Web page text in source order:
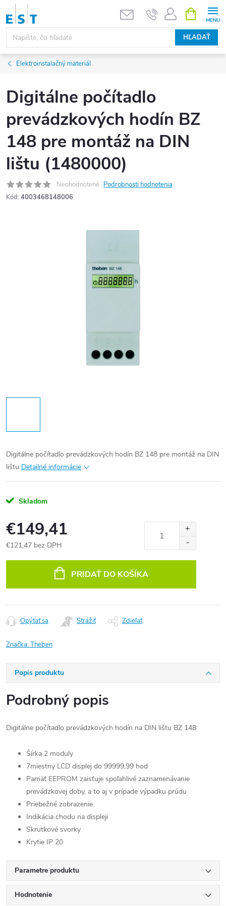
Prejsť
obsah
HĽADAŤ
KOŠÍK
Elektroinstalačný materiál
Digitálne počítadlo
prevádzkových hodín BZ
148 pre montáž na DIN
lištu (1480000)
Neohodnotené Podrobnosti hodnotenia
Kód: 4003468148006
Digitálne počítadlo prevádzkových hodín BZ 148 pre montáž na DIN
lištu Detailné informácie
Skladom
€149,41
€121,47 bez DPH
PRIDAŤ DO KOŠÍKA
Opýtať sa Strážiť Zdieľať
Značka:Theben
Popis produktu
Podrobný popis
Digitálne počítadlo prevádzkových hodín na DIN lištu BZ 148:
Šírka 2 moduly
7miestny LCD displej do 99999,99 hod
Pamäť EEPROM zaisťuje spoľahlivé zaznamenávanie
prevádzkovej doby, a to aj v prípade výpadku prúdu
Priebežné zobrazenie
Indikácia chodu na displeji
Skrutkové svorky
Krytie IP 20
Parametre produktu
Hodnotenie